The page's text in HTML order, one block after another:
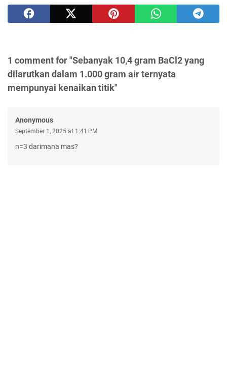
1 comment for "Sebanyak 10,4 gram BaCl2 yang
dilarutkan dalam 1.000 gram air ternyata
mempunyai kenaikan titik"
Anonymous
September 1, 2025 at 1:41 PM
n=3 darimana mas?